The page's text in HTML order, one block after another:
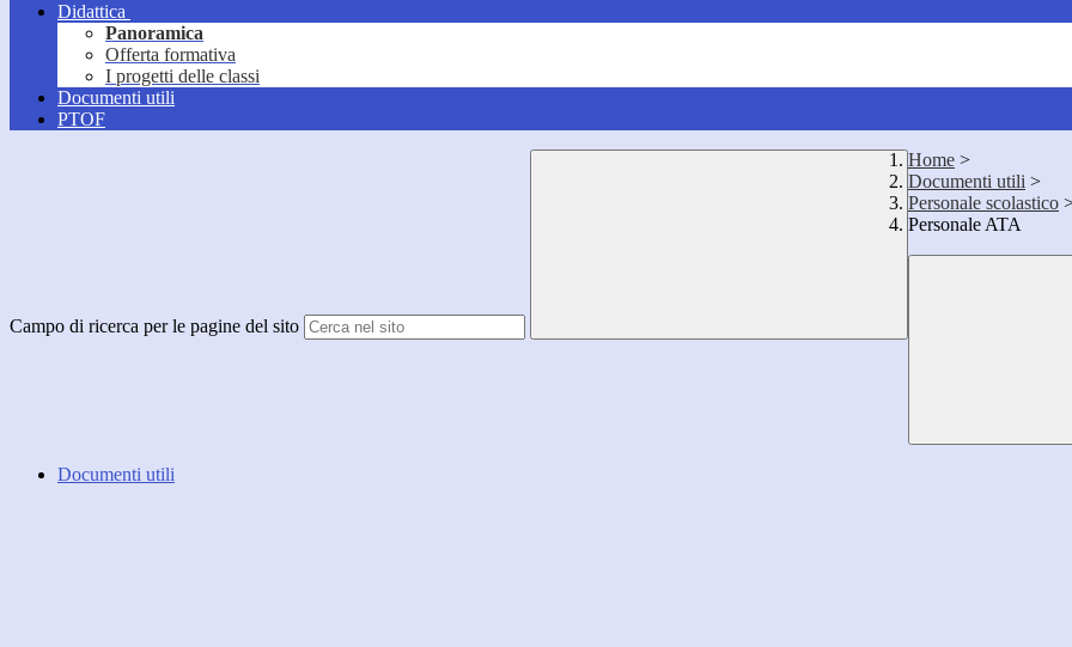
Didattica
Panoramica
Offerta formativa
I progetti delle classi
Documenti utili
PTOF
Campo di ricerca per le pagine del sito
Home >
Documenti utili >
Personale scolastico
Personale ATA
Documenti utili